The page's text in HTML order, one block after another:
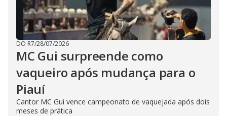
DO R7/28/07/2026
MC Gui surpreende como
vaqueiro após mudança para o
Piauí
Cantor MC Gui vence campeonato de vaquejada após dois
meses de prática